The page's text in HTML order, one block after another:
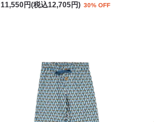
11,550円(税込12,705円) 30% OFF